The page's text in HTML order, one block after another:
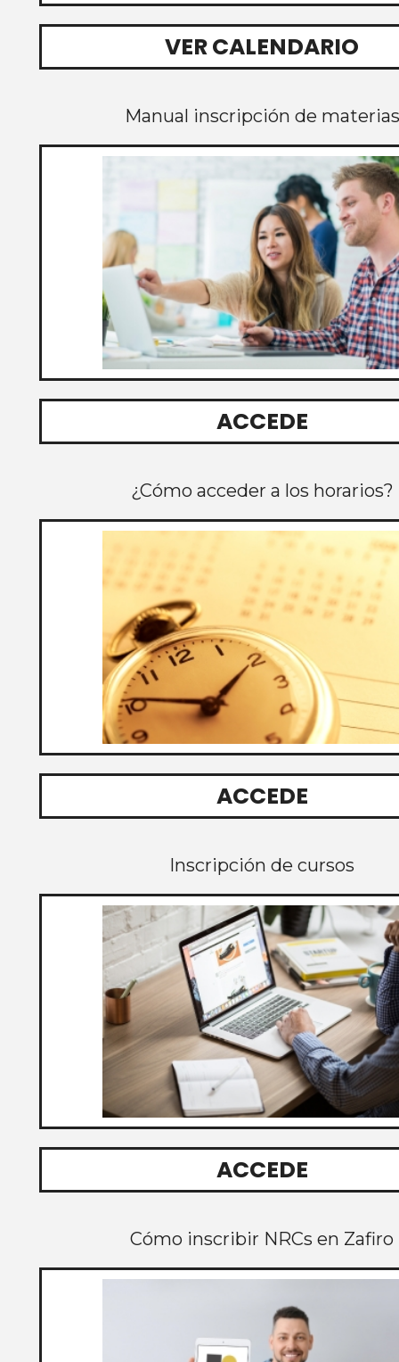
VER CALENDARIO
Manual inscripción de materias
ACCEDE
¿Cómo acceder a los horarios?
ACCEDE
Inscripción de cursos
ACCEDE
Cómo inscribir NRCs en Zafiro